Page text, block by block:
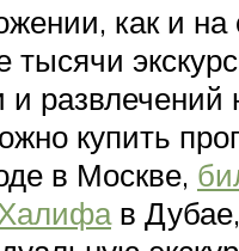
как и на
тысячи
и развлечений
купить
в Москве,
в Дубае,